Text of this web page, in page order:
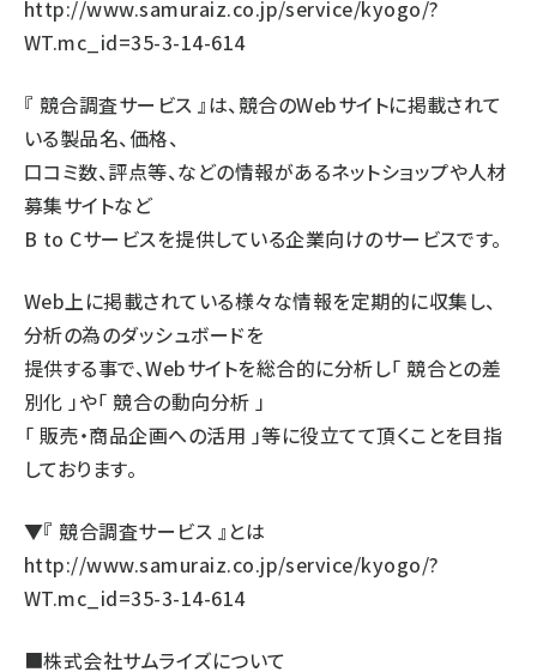
http://www.samuraiz.co.jp/service/kyogo/?
WT.mc_id=35-3-14-614
『 競合調査サービス 』は、競合のWebサイトに掲載されて
いる製品名、価格、
口コミ数、評点等、などの情報があるネットショップや人材
募集サイトなど
B to Cサービスを提供している企業向けのサービスです。
Web上に掲載されている様々な情報を定期的に収集し、
分析の為のダッシュボードを
提供する事で、Webサイトを総合的に分析し「 競合との差
別化 」や「 競合の動向分析 」
「 販売・商品企画への活用 」等に役立てて頂くことを目指
しております。
▼『 競合調査サービス 』とは
http://www.samuraiz.co.jp/service/kyogo/?
WT.mc_id=35-3-14-614
■株式会社サムライズについて